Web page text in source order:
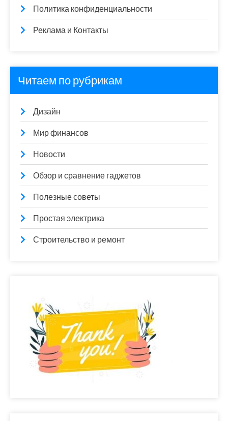
Политика конфиденциальности
Реклама и Контакты
Читаем по рубрикам
Дизайн
Мир финансов
Новости
Обзор и сравнение гаджетов
Полезные советы
Простая электрика
Строительство и ремонт